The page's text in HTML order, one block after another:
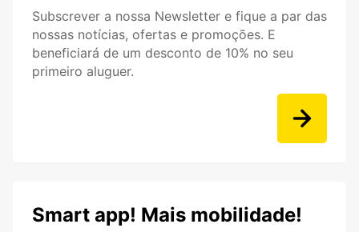
Subscrever a nossa Newsletter e fique a par das
nossas notícias, ofertas e promoções. E
beneficiará de um desconto de 10% no seu
primeiro aluguer.
Smart app! Mais mobilidade!